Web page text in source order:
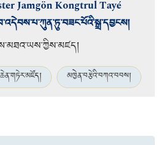
Jamgön Kongtrul Tayé
མཁྱེན་བརྩེའི་བཀའ་བབས།